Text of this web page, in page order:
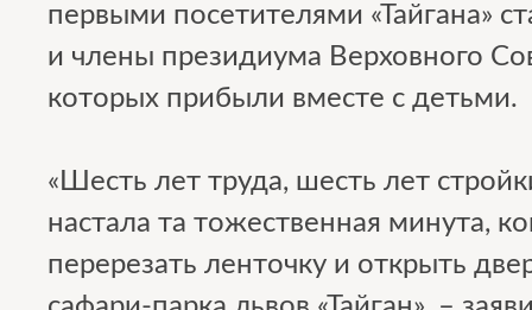
первыми посетителями «Тайгана»
и члены президиума Верховного
которых прибыли вместе с детьми.
«Шесть лет труда, шесть лет
настала та тожественная минута,
перерезать ленточку и открыть